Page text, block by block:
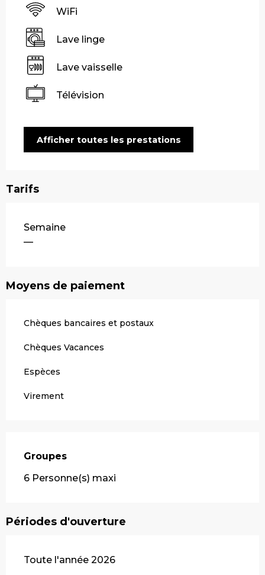
WiFi
Lave linge
Lave vaisselle
Télévision
Afficher toutes les prestations
Tarifs
Tarifs 2026
Semaine
—
Moyens de paiement
Chèques bancaires et postaux
Chèques Vacances
Espèces
Virement
Groupes
Groupes
6 Personne(s) maxi
Périodes d'ouverture
Toute l'année 2026